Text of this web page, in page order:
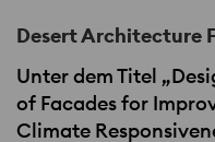
Desert Architecture
Unter dem Titel
of Facades for
Climate